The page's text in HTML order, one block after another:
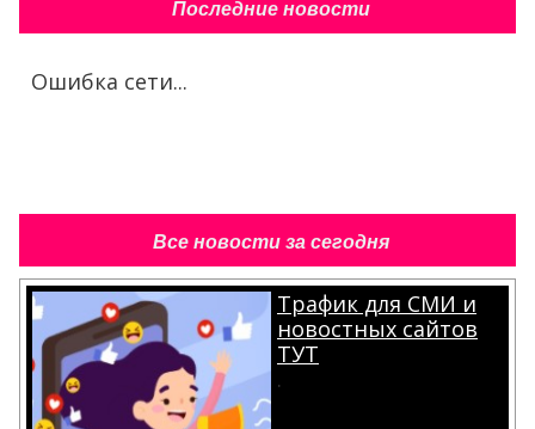
Последние новости
Ошибка сети...
Все новости за сегодня
Трафик для СМИ и
новостных сайтов
ТУТ
.